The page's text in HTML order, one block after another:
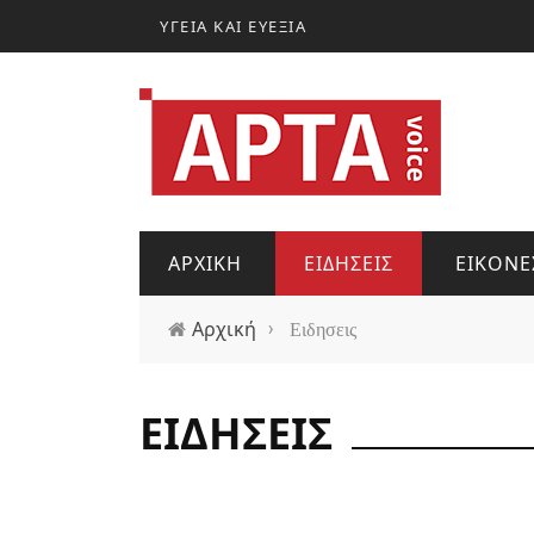
ΥΓΕΙΑ ΚΑΙ ΕΥΕΞΙΑ
ΑΡΧΙΚΗ ΕΙΔΗΣΕΙΣ
Αρχική › Ειδησεις
ΕΙΔΗΣΕΙΣ